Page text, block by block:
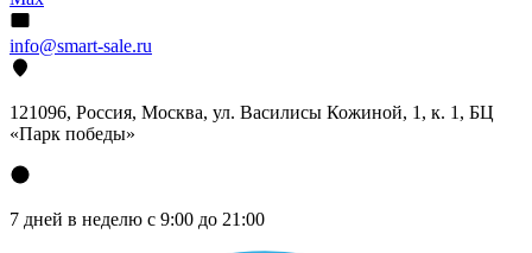
info@smart-sale.ru
121096, Россия, Москва, ул. Василисы Кожиной, 1, к. 1, БЦ
«Парк победы»
7 дней в неделю с 9:00 до 21:00